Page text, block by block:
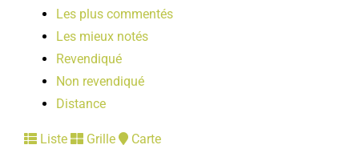
Les plus commentés
Les mieux notés
Revendiqué
Non revendiqué
Distance
Liste Grille Carte